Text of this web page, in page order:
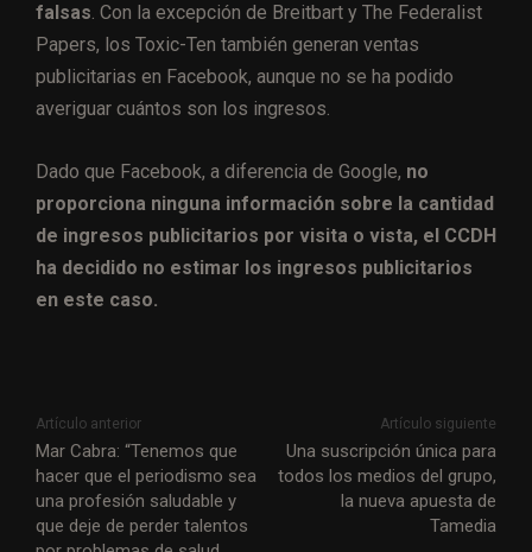
falsas. Con la excepción de Breitbart y The Federalist
Papers, los Toxic-Ten también generan ventas
publicitarias en Facebook, aunque no se ha podido
averiguar cuántos son los ingresos.
Dado que Facebook, a diferencia de Google, no
proporciona ninguna información sobre la cantidad
de ingresos publicitarios por visita o vista, el CCDH
ha decidido no estimar los ingresos publicitarios
en este caso.
Artículo anterior
Mar Cabra: “Tenemos que
hacer que el periodismo sea
una profesión saludable y
que deje de perder talentos
Artículo siguiente
Una suscripción única para
todos los medios del grupo,
la nueva apuesta de
Tamedia